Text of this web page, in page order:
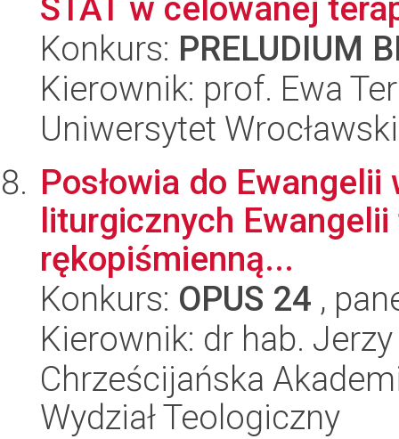
STAT w celowanej
Konkurs: PRELUDIUM
Kierownik: prof. Ewa
Uniwersytet
Posłowia do
liturgicznych
rękopiśmienną...
Konkurs: OPUS 24 ,
Kierownik: dr hab.
Chrześcijańska
Wydział Teologiczny